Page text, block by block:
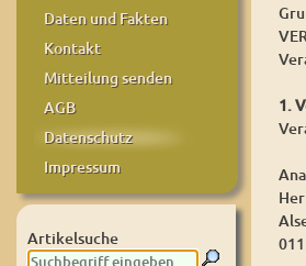
Daten und Fakten
Kontakt
Mitteilung senden
AGB
Datenschutz
Impressum
Artikelsuche
1.